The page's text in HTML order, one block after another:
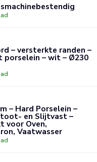
– versterkte randen –
porselein – wit – Ø230
– Hard Porselein –
en Slijtvast –
voor Oven,
Vaatwasser